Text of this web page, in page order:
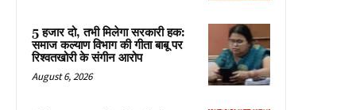
5 हजार दो, तभी मिलेगा सरकारी हक:
समाज कल्याण विभाग की गीता बाबू पर
रिश्वतखोरी के संगीन आरोप
August 6, 2026